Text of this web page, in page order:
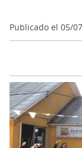
Publicado el 05/